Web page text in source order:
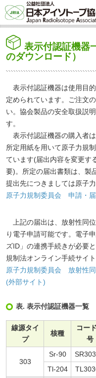
表示付認証機器
のダウンロード）
表示付認証機器は使用目
定められています。ご注文
い。協会製品の安全取扱説
す。
表示付認証機器の購入者は
所定用紙を用いて原子力規
ています(届出内容を変更す
要)。所定の届出書類は、製
提出先につきましては原子
原子力規制委員会 申請・
上記の届出は、放射性同
り電子申請可能です。電子
ズID」の連携手続きが必要
規制法オンライン手続サイ
原子力規制委員会 放射性
(外部サイト)
表. 表示付認証機器一覧
線源タイ
プ
核種
コー
号
303
Sr-90
Tl-204